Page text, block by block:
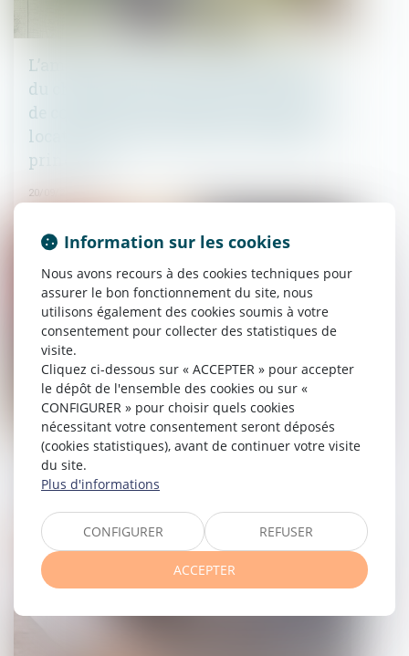
L’amende civile pour non-déclaration
du changement d’usage d’une location
de courte durée n’est pas due lorsque la
location ne constitue pas la résidence
principale
20/09/2023
La loi « anti-squat » est publiée
Droit immobilier
Droit immobilier
Information sur les cookies
Nous avons recours à des cookies techniques pour
assurer le bon fonctionnement du site, nous
utilisons également des cookies soumis à votre
consentement pour collecter des statistiques de
visite.
Cliquez ci-dessous sur « ACCEPTER » pour accepter
le dépôt de l'ensemble des cookies ou sur «
CONFIGURER » pour choisir quels cookies
nécessitant votre consentement seront déposés
(cookies statistiques), avant de continuer votre visite
du site.
Plus d'informations
CONFIGURER REFUSER
ACCEPTER